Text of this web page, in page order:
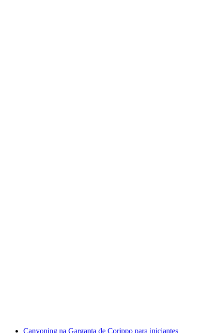
Canyoning na Garganta de Corippo para iniciantes